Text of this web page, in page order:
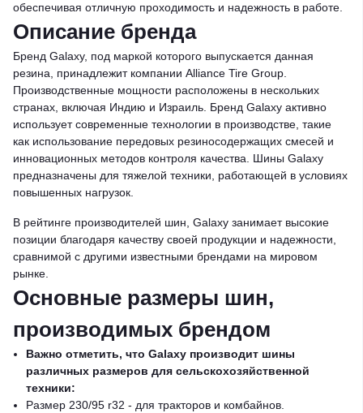
обеспечивая отличную проходимость и надежность в работе.
Описание бренда
Бренд Galaxy, под маркой которого выпускается данная
резина, принадлежит компании Alliance Tire Group.
Производственные мощности расположены в нескольких
странах, включая Индию и Израиль. Бренд Galaxy активно
использует современные технологии в производстве, такие
как использование передовых резиносодержащих смесей и
инновационных методов контроля качества. Шины Galaxy
предназначены для тяжелой техники, работающей в условиях
повышенных нагрузок.
В рейтинге производителей шин, Galaxy занимает высокие
позиции благодаря качеству своей продукции и надежности,
сравнимой с другими известными брендами на мировом
рынке.
Основные размеры шин,
производимых брендом
Важно отметить, что Galaxy производит шины
различных размеров для сельскохозяйственной
техники:
Размер 230/95 r32 - для тракторов и комбайнов.